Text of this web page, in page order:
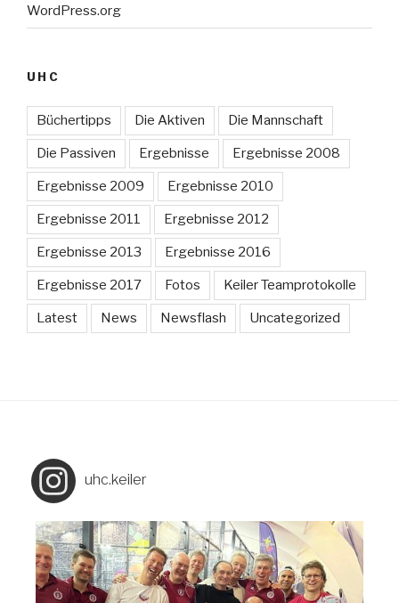
WordPress.org
UHC
Büchertipps Die Aktiven Die Mannschaft
Die Passiven Ergebnisse Ergebnisse 2008
Ergebnisse 2009 Ergebnisse 2010
Ergebnisse 2011 Ergebnisse 2012
Ergebnisse 2013 Ergebnisse 2016
Ergebnisse 2017 Fotos Keiler Teamprotokolle
Latest News Newsflash Uncategorized
uhc.keiler